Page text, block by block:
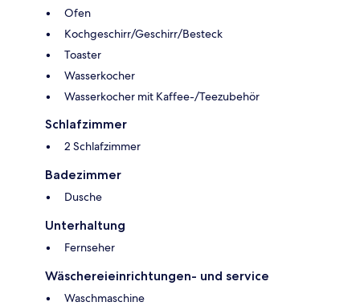
Ofen
Kochgeschirr/Geschirr/Besteck
Toaster
Wasserkocher
Wasserkocher mit Kaffee-/Teezubehör
Schlafzimmer
2 Schlafzimmer
Badezimmer
Dusche
Unterhaltung
Fernseher
Wäschereieinrichtungen- und service
Waschmaschine